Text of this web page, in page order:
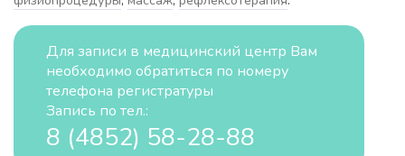
Для записи в медицинский центр Вам
необходимо обратиться по номеру
телефона регистратуры
Запись по тел.:
8 (4852) 58-28-88